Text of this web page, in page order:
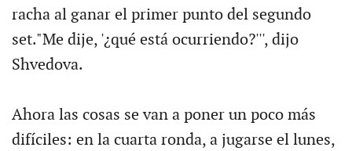
racha al ganar el primer punto del segundo
set."Me dije, '¿qué está ocurriendo?''', dijo
Shvedova.
Ahora las cosas se van a poner un poco más
difíciles: en la cuarta ronda, a jugarse el lunes,